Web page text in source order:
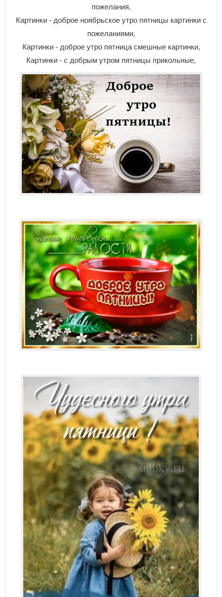
пожелания,
Картинки - доброе ноябрьское утро пятницы картинки с
пожеланиями,
Картинки - доброе утро пятница смешные картинки,
Картинки - с добрым утром пятницы прикольные,